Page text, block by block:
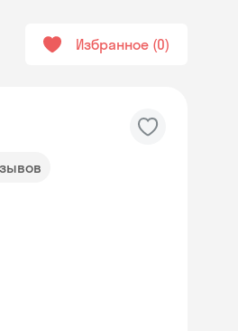
Избранное 0